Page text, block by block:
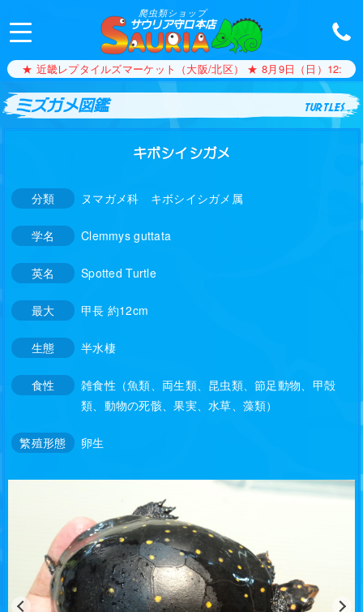
爬虫類ショップ
サウリア守口本店
★ 近畿レプタイルズマーケット（大阪/北区） ★ 8月9日（日）12:00
ミズガメ図鑑 turtles
キボシイシガメ
分類 ヌマガメ科 キボシイシガメ属
学名 Clemmys guttata
英名 Spotted Turtle
最大 甲長 約12cm
生態 半水棲
食性
雑食性（魚類、両生類、昆虫類、節足動物、甲殻
類、動物の死骸、果実、水草、藻類）
繁殖形態 卵生